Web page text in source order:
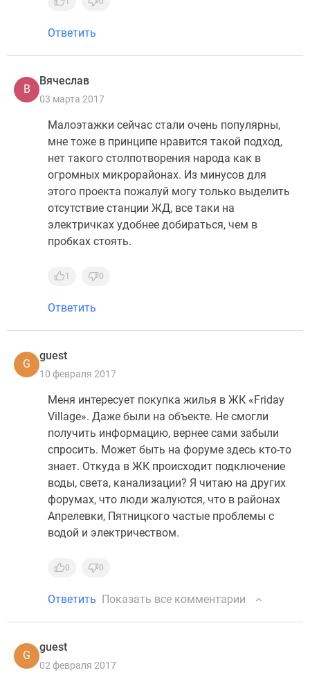
Ответить
В
Вячеслав
03 марта 2017
Малоэтажки сейчас стали очень популярны,
мне тоже в принципе нравится такой подход,
нет такого столпотворения народа как в
огромных микрорайонах. Из минусов для
этого проекта пожалуй могу только выделить
отсутствие станции ЖД, все таки на
электричках удобнее добираться, чем в
пробках стоять.
1 0
Ответить
G
guest
10 февраля 2017
Меня интересует покупка жилья в ЖК «Friday
Village». Даже были на объекте. Не смогли
получить информацию, вернее сами забыли
спросить. Может быть на форуме здесь кто-то
знает. Откуда в ЖК происходит подключение
воды, света, канализации? Я читаю на других
форумах, что люди жалуются, что в районах
Апрелевки, Пятницкого частые проблемы с
водой и электричеством.
0 0
Ответить Показать все комментарии
G
guest
02 февраля 2017